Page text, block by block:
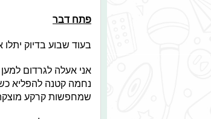
פתח דבר
בעוד שבוע בדיוק יתלו
אני אעלה לגרדום
נחמה קטנה להפליא
שמחפשות קרקע